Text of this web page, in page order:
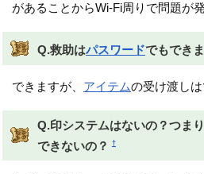
があることからWi-Fi周りで問題が
Q.救助はパスワードでもでき
できますが、 アイテムの受け渡し
Q.印システムはないの？つま
できないの？
†